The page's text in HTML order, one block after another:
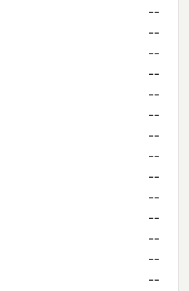
--
--
--
--
--
--
--
--
--
--
--
--
--
--